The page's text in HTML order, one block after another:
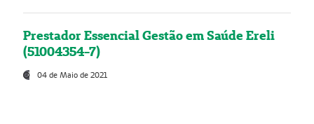
Prestador Essencial Gestão em Saúde Ereli
(51004354-7)
04 de Maio de 2021